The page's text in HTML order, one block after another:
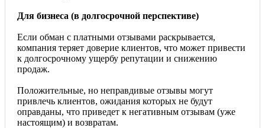
Для бизнеса (в долгосрочной перспективе)
Если обман с платными отзывами раскрывается,
компания теряет доверие клиентов, что может привести
к долгосрочному ущербу репутации и снижению
продаж.
Положительные, но неправдивые отзывы могут
привлечь клиентов, ожидания которых не будут
оправданы, что приведет к негативным отзывам (уже
настоящим) и возвратам.